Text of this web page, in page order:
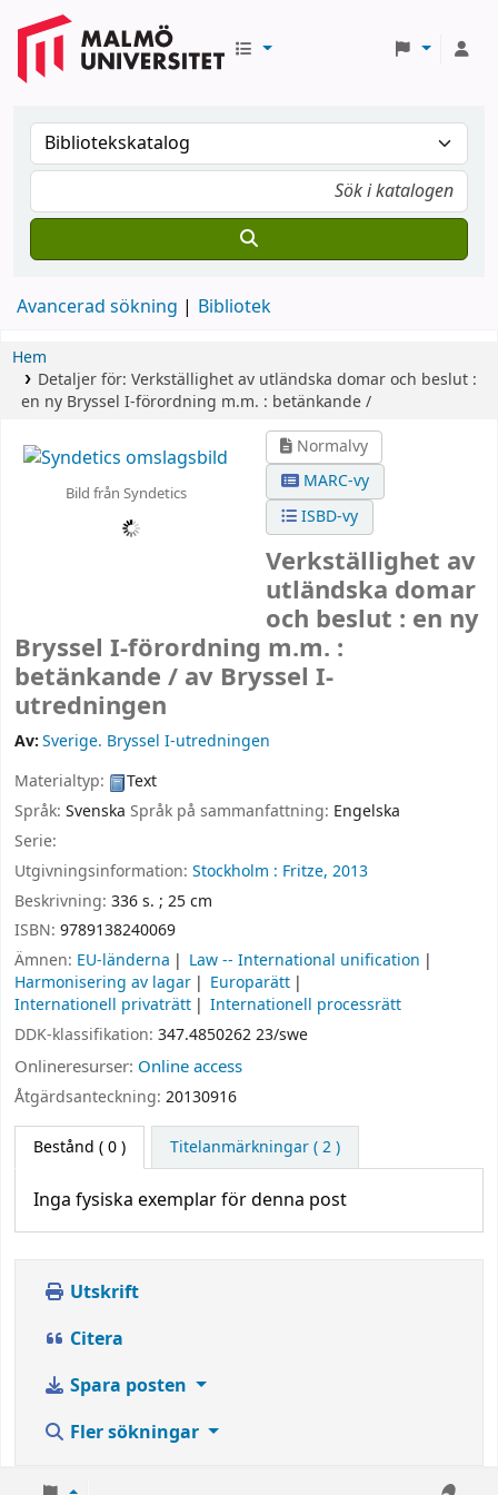
Avancerad sökning Bibliotek
Hem
Detaljer för: Verkställighet av utländska domar och beslut :
en ny Bryssel I-förordning m.m. : betänkande /
Bild från Syndetics
Normalvy
MARC-vy
ISBD-vy
Verkställighet av
utländska domar
och beslut : en ny
Bryssel I-förordning m.m. :
betänkande / av Bryssel I-
utredningen
Av:Sverige. Bryssel I-utredningen
Materialtyp:
Text
Språk: Svenska Språk på sammanfattning: Engelska
Serie:
Utgivningsinformation: Stockholm : Fritze, 2013
Beskrivning: 336 s. ; 25 cm
ISBN: 9789138240069
Ämnen: EU-länderna
Law -- International unification
Harmonisering av lagar
Europarätt
Internationell privaträtt
Internationell processrätt
DDK-klassifikation: 347.4850262 23/swe
Onlineresurser: Online access
Åtgärdsanteckning: 20130916
Bestånd ( 0 ) Titelanmärkningar ( 2 )
Inga fysiska exemplar för denna post
Utskrift
Citera
Spara posten
Fler sökningar